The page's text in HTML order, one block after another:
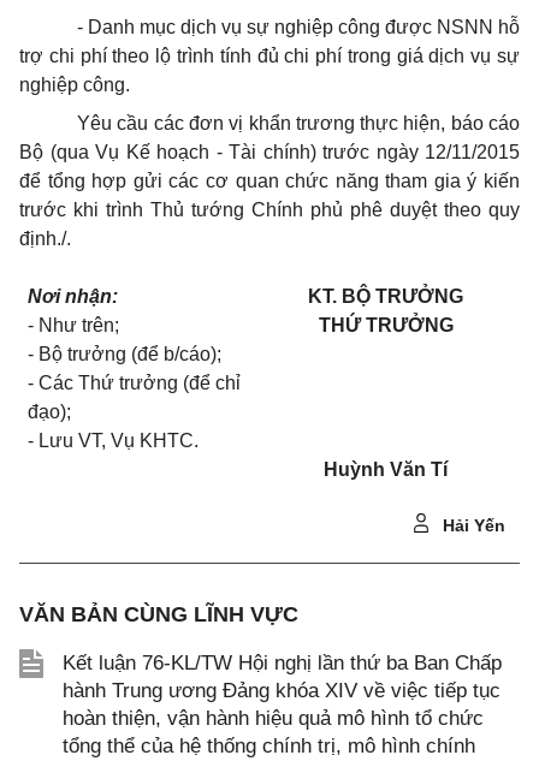
- Danh mục dịch vụ sự nghiệp công được NSNN hỗ
trợ chi phí theo lộ trình tính đủ chi phí trong giá dịch vụ sự
nghiệp công.
Yêu cầu các đơn vị khẩn trương thực hiện, báo cáo
Bộ (qua Vụ Kế hoạch - Tài chính) trước ngày 12/11/2015
để tổng hợp gửi các cơ quan chức năng tham gia ý kiến
trước khi trình Thủ tướng Chính phủ phê duyệt theo quy
định./.
Nơi nhận:
- Như trên;
- Bộ trưởng (để b/cáo);
- Các Thứ trưởng (để chỉ
đạo);
- Lưu VT, Vụ KHTC.
KT. BỘ TRƯỞNG
THỨ TRƯỞNG
Huỳnh Văn Tí
Hải Yến
VĂN BẢN CÙNG LĨNH VỰC
Kết luận 76-KL/TW Hội nghị lần thứ ba Ban Chấp
hành Trung ương Đảng khóa XIV về việc tiếp tục
hoàn thiện, vận hành hiệu quả mô hình tổ chức
tổng thể của hệ thống chính trị, mô hình chính